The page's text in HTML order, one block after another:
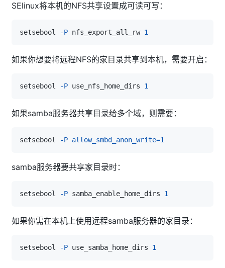
SElinux将本机的NFS共享设置成可读可写：
setsebool -P nfs_export_all_rw 1
如果你想要将远程NFS的家目录共享到本机，需要开启：
setsebool -P use_nfs_home_dirs 1
如果samba服务器共享目录给多个域，则需要：
setsebool -P allow_smbd_anon_write=1
samba服务器要共享家目录时：
setsebool -P samba_enable_home_dirs 1
如果你需在本机上使用远程samba服务器的家目录：
setsebool -P use_samba_home_dirs 1